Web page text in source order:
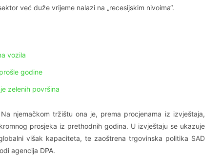
već duže vrijeme nalazi na „recesijskim nivoima“.
vozila
godine
zelenih površina
njemačkom tržištu ona je, prema procjenama iz izvještaja,
prosjeka iz prethodnih godina. U izvještaju se ukazuje
višak kapaciteta, te zaoštrena trgovinska politika SAD
agencija DPA.